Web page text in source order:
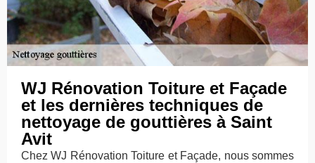
WJ Rénovation Toiture et Façade
et les dernières techniques de
nettoyage de gouttières à Saint
Avit
Chez WJ Rénovation Toiture et Façade, nous sommes